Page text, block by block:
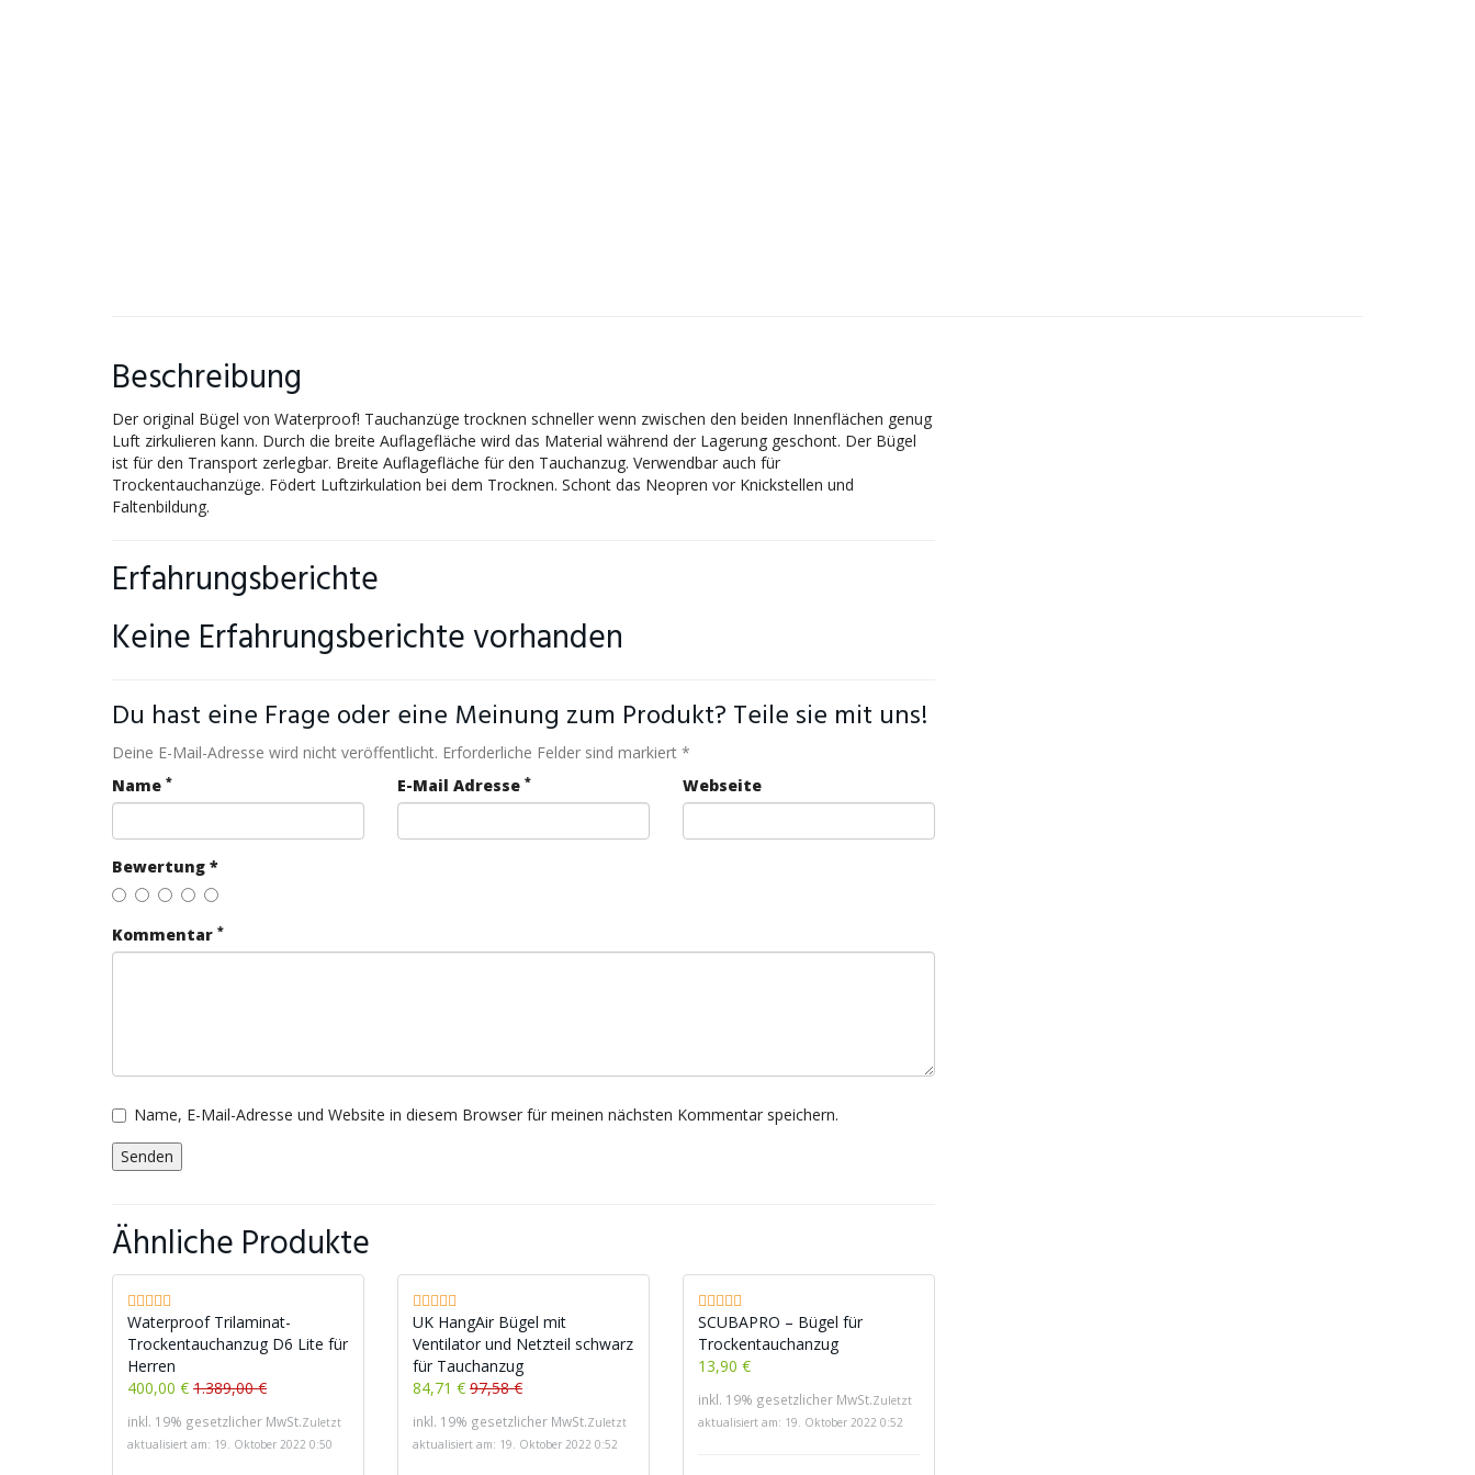
Beschreibung
Der original Bügel von Waterproof! Tauchanzüge trocknen schneller wenn zwischen den beiden Innenflächen genug
Luft zirkulieren kann. Durch die breite Auflagefläche wird das Material während der Lagerung geschont. Der Bügel
ist für den Transport zerlegbar. Breite Auflagefläche für den Tauchanzug. Verwendbar auch für
Trockentauchanzüge. Födert Luftzirkulation bei dem Trocknen. Schont das Neopren vor Knickstellen und
Faltenbildung.
Erfahrungsberichte
Keine Erfahrungsberichte vorhanden
Du hast eine Frage oder eine Meinung zum Produkt? Teile sie mit uns!
Deine E-Mail-Adresse wird nicht veröffentlicht. Erforderliche Felder sind markiert *
Name * E-Mail Adresse * Webseite
Bewertung *
Kommentar *
Name, E-Mail-Adresse und Website in diesem Browser für meinen nächsten Kommentar speichern.
Ähnliche Produkte
Waterproof Trilaminat-
Trockentauchanzug D6 Lite für
Herren
400,00 € 1.389,00 €
inkl. 19% gesetzlicher MwSt.Zuletzt
aktualisiert am: 19. Oktober 2022 0:50
UK HangAir Bügel mit
Ventilator und Netzteil schwarz
für Tauchanzug
84,71 € 97,58 €
inkl. 19% gesetzlicher MwSt.Zuletzt
aktualisiert am: 19. Oktober 2022 0:52
SCUBAPRO – Bügel für
Trockentauchanzug
13,90 €
inkl. 19% gesetzlicher MwSt.Zuletzt
aktualisiert am: 19. Oktober 2022 0:52